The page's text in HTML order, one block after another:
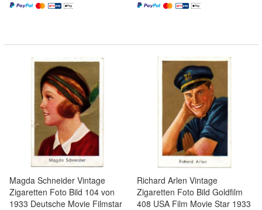
Magda Schneider Vintage
Zigaretten Foto Bild 104 von
1933 Deutsche Movie Filmstar
Richard Arlen Vintage
Zigaretten Foto Bild Goldfilm
408 USA Film Movie Star 1933